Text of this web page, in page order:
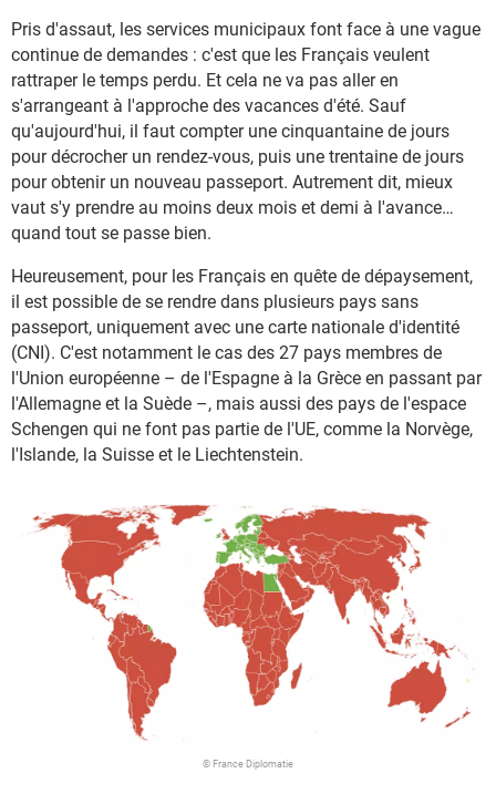
Pris d'assaut, les services municipaux font face à une vague
continue de demandes : c'est que les Français veulent
rattraper le temps perdu. Et cela ne va pas aller en
s'arrangeant à l'approche des vacances d'été. Sauf
qu'aujourd'hui, il faut compter une cinquantaine de jours
pour décrocher un rendez-vous, puis une trentaine de jours
pour obtenir un nouveau passeport. Autrement dit, mieux
vaut s'y prendre au moins deux mois et demi à l'avance…
quand tout se passe bien.
Heureusement, pour les Français en quête de dépaysement,
il est possible de se rendre dans plusieurs pays sans
passeport, uniquement avec une carte nationale d'identité
(CNI). C'est notamment le cas des 27 pays membres de
l'Union européenne – de l'Espagne à la Grèce en passant par
l'Allemagne et la Suède –, mais aussi des pays de l'espace
Schengen qui ne font pas partie de l'UE, comme la Norvège,
l'Islande, la Suisse et le Liechtenstein.
© France Diplomatie